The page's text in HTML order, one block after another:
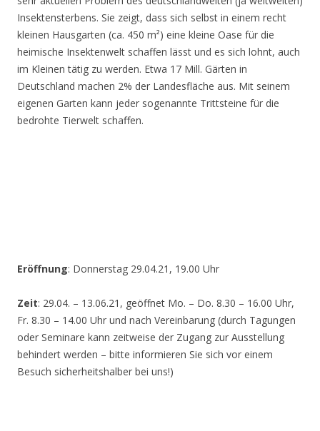
Insektensterbens. Sie zeigt, dass sich selbst in einem recht
kleinen Hausgarten (ca. 450 m²) eine kleine Oase für die
heimische Insektenwelt schaffen lässt und es sich lohnt, auch
im Kleinen tätig zu werden. Etwa 17 Mill. Gärten in
Deutschland machen 2% der Landesfläche aus. Mit seinem
eigenen Garten kann jeder sogenannte Trittsteine für die
bedrohte Tierwelt schaffen.
Eröffnung: Donnerstag 29.04.21, 19.00 Uhr
Zeit: 29.04. – 13.06.21, geöffnet Mo. – Do. 8.30 – 16.00 Uhr,
Fr. 8.30 – 14.00 Uhr und nach Vereinbarung (durch Tagungen
oder Seminare kann zeitweise der Zugang zur Ausstellung
behindert werden – bitte informieren Sie sich vor einem
Besuch sicherheitshalber bei uns!)